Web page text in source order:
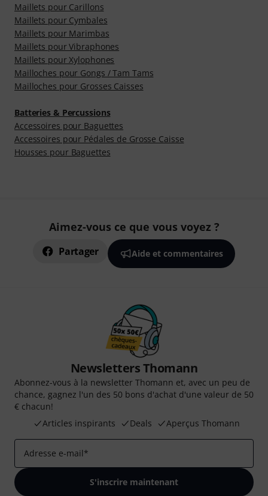
Maillets pour Carillons
Maillets pour Cymbales
Maillets pour Marimbas
Maillets pour Vibraphones
Maillets pour Xylophones
Mailloches pour Gongs / Tam Tams
Mailloches pour Grosses Caisses
Batteries & Percussions
Accessoires pour Baguettes
Accessoires pour Pédales de Grosse Caisse
Housses pour Baguettes
Aimez-vous ce que vous voyez ?
Partager Aide et commentaires
Newsletters Thomann
Abonnez-vous à la newsletter Thomann et, avec un peu de
chance, gagnez l'un des 50 bons d'achat d'une valeur de 50
€ chacun!
Articles inspirants
Deals Aperçus Thomann
Adresse e-mail*
S'inscrire maintenant